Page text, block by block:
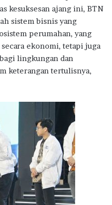
kesuksesan ajang ini, BTN
sistem bisnis yang
perumahan, yang
ekonomi, tetapi juga
lingkungan dan
keterangan tertulisnya,